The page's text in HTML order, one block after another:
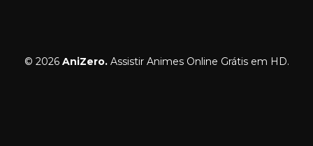
© 2026 AniZero.Assistir Animes Online Grátis em HD.